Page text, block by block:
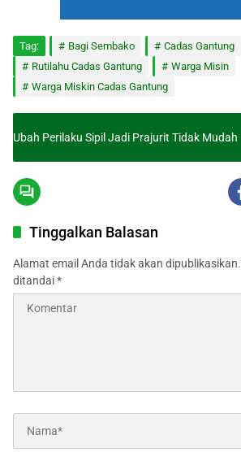
Tag: Bagi Sembako
Cadas Gantung
Rutilahu Cadas Gantung
Warga Misin
Warga Miskin Cadas Gantung
Ubah Perilaku Sipil Jadi Prajurit Tidak Mudah
Tinggalkan Balasan
Alamat email Anda tidak akan dipublikasikan.
ditandai*